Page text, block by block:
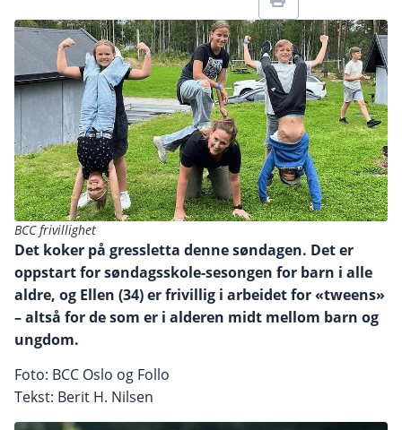
BCC frivillighet
Det koker på gressletta denne søndagen. Det er
oppstart for søndagsskole-sesongen for barn i alle
aldre, og Ellen (34) er frivillig i arbeidet for «tweens»
– altså for de som er i alderen midt mellom barn og
ungdom.
Foto: BCC Oslo og Follo
Tekst: Berit H. Nilsen